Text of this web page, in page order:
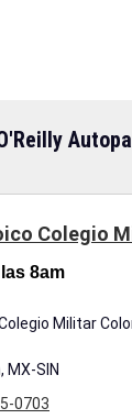
Colegio
8am
Militar
MX-SIN
0703